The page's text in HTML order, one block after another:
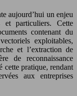
et particuliers. Cette
contenant du
exploitables,
et l’extraction de
de reconnaissance
cette pratique, rendant
aux entreprises